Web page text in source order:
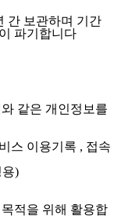
간 보관하며 기간
파기합니다
같은 개인정보를
스 이용기록 , 접속
)
적을 위해 활용합